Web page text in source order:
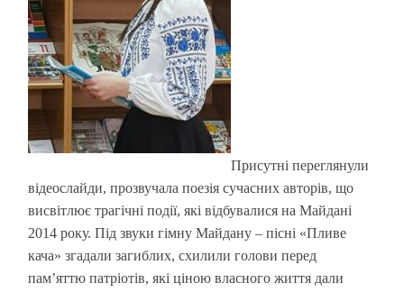
Присутні переглянули
відеослайди, прозвучала поезія сучасних авторів, що
висвітлює трагічні події, які відбувалися на Майдані
2014 року. Під звуки гімну Майдану – пісні «Пливе
кача» згадали загиблих, схилили голови перед
пам’яттю патріотів, які ціною власного життя дали